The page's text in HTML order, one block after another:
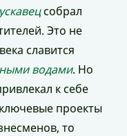
собрал
Это не
славится
водами. Но
к себе
проекты
то